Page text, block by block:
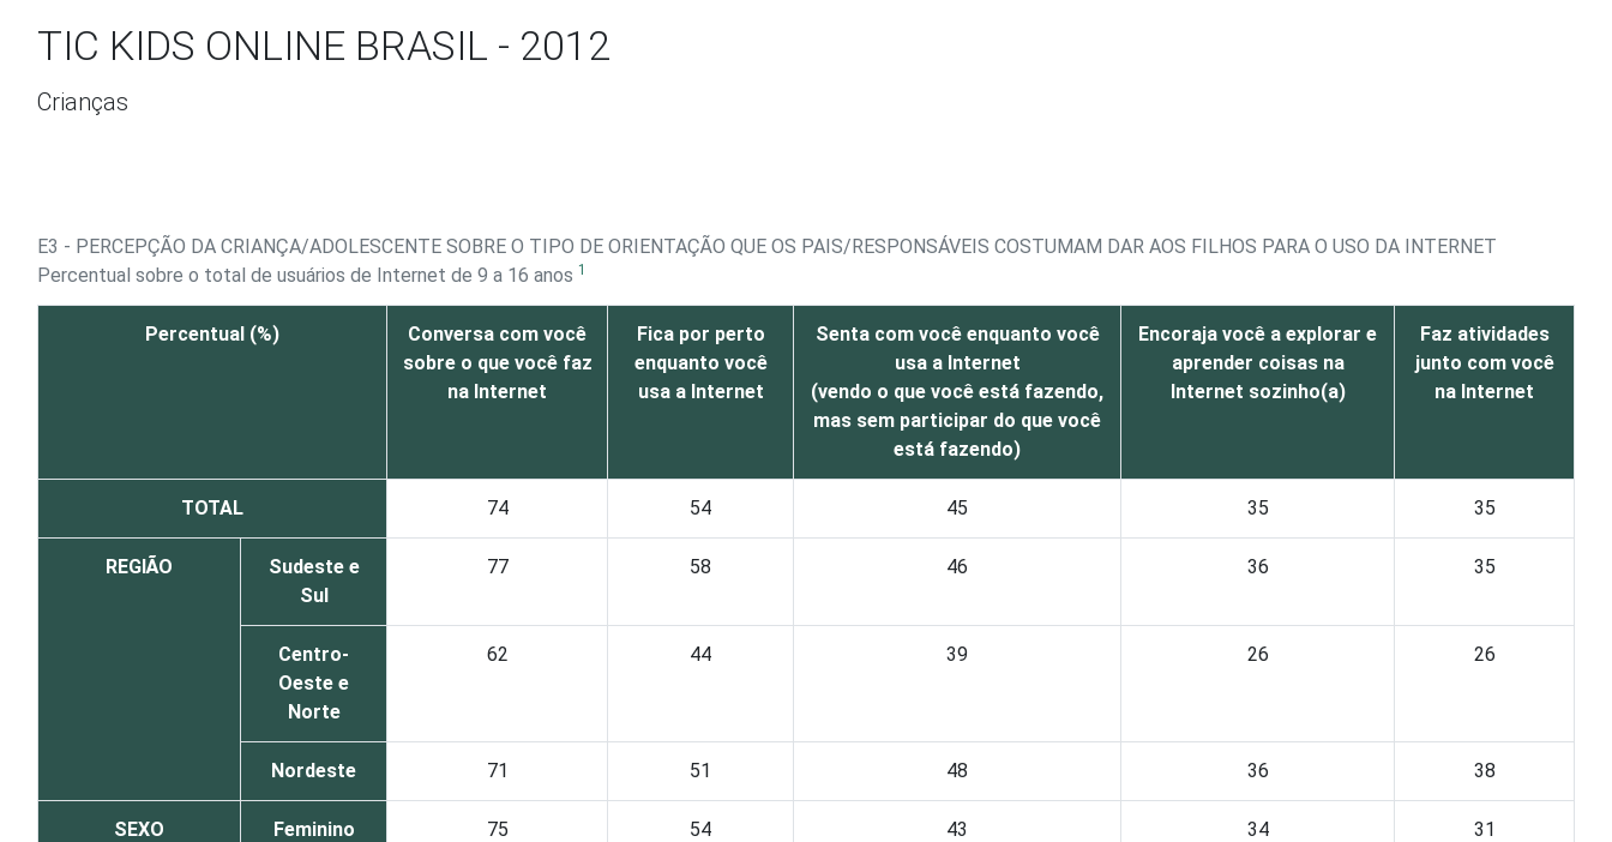
TIC KIDS ONLINE BRASIL - 2012
Crianças
E3 - PERCEPÇÃO DA CRIANÇA/ADOLESCENTE SOBRE O TIPO DE ORIENTAÇÃO QUE OS PAIS/RESPONSÁVEIS COSTUMAM DAR AOS FILHOS PARA O USO DA INTERNET
Percentual sobre o total de usuários de Internet de 9 a 16 anos 1
Percentual (%)
Conversa com você
sobre o que você faz
na Internet
Fica por perto
enquanto você
usa a Internet
Senta com você enquanto você
usa a Internet
(vendo o que você está fazendo,
mas sem participar do que você
está fazendo)
Encoraja você a explorar e
aprender coisas na
Internet sozinho(a)
Faz atividades
junto com você
na Internet
TOTAL 74 54 45 35 35
REGIÃO
Sudeste e
Sul
77 58 46 36 35
Centro-
Oeste e
Norte
62 44 39 26 26
Nordeste 71 51 48 36 38
SEXO Feminino 75 54 43 34 31